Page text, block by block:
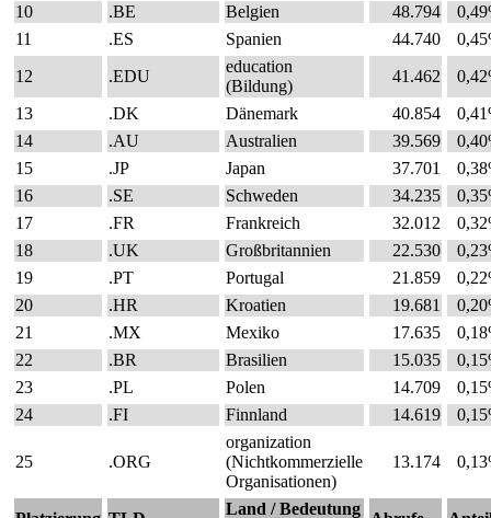
10
.BE Belgien 48.794
11
.ES Spanien 44.740
12
.EDU
education
(Bildung)
41.462
13
.DK Dänemark 40.854
14
.AU Australien 39.569
15
.JP Japan 37.701
16
.SE Schweden 34.235
17
.FR Frankreich 32.012
18
.UK Großbritannien 22.530
19
.PT Portugal 21.859
20
.HR Kroatien 19.681
21
.MX Mexiko 17.635
22
.BR Brasilien 15.035
23
.PL Polen 14.709
24
.FI Finnland 14.619
25 .ORG
organization
(Nichtkommerzielle
Organisationen)
13.174
Land / Bedeutung